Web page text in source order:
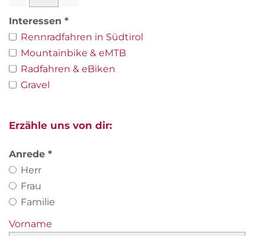
Interessen
Rennradfahren in Südtirol
Mountainbike & eMTB
Radfahren & eBiken
Gravel
Erzähle uns von dir:
Anrede
Herr
Frau
Familie
Vorname